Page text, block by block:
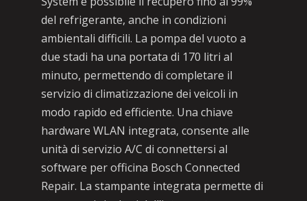
del refrigerante, anche in condizioni
ambientali difficili. La pompa del vuoto a
due stadi ha una portata di 170 litri al
minuto, permettendo di completare il
servizio di climatizzazione dei veicoli in
modo rapido ed efficiente. Una chiave
hardware WLAN integrata, consente alle
unità di servizio A/C di connettersi al
software per officina Bosch Connected
Repair. La stampante integrata permette di